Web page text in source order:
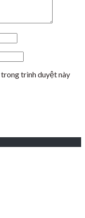
trình duyệt này